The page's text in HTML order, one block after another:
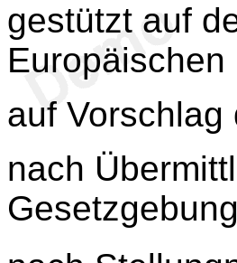
gestützt auf
auf Vorschlag
nach